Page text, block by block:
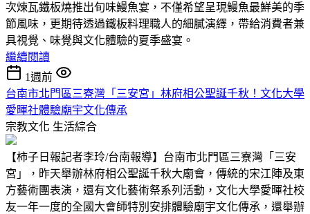
次煉瓦鐵板燒推出旬味鰻魚宴，不僅希望呈現鰻魚最鮮美的季
節風味，更期待透過鐵板料理職人的細膩演繹，帶給消費者兼
具視覺、味覺與文化體驗的夏季盛宴。
繼續閱讀
1週前
台南市北門區三寮灣「三安宮」林府相公聖誕千秋！文化大學
愛暉社體驗廟宇文化傳承
宗教文化 生活綜合
【柿子日報記者李玲/台南報導】台南市北門區三寮灣「三安
宮」，昨天舉辦林府相公聖誕千秋大廟會，傳統的宋江陣及東
方藝術團表演，還有文化藝術祭系列活動，文化大學愛暉社校
友一年一度的全國大會師特別安排體驗廟宇文化傳承，還舉辦